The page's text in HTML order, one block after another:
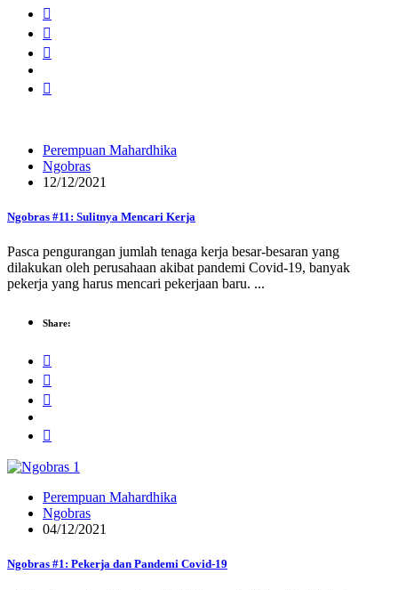
Perempuan Mahardhika
Ngobras
12/12/2021
Ngobras #11: Sulitnya Mencari Kerja
Pasca pengurangan jumlah tenaga kerja besar-besaran yang
dilakukan oleh perusahaan akibat pandemi Covid-19, banyak
pekerja yang harus mencari pekerjaan baru. ...
Share:
Perempuan Mahardhika
Ngobras
04/12/2021
Ngobras #1: Pekerja dan Pandemi Covid-19